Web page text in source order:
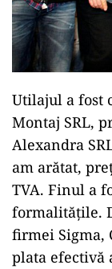
Utilajul a fost
Montaj SRL,
Alexandra
am arătat,
TVA. Finul a
formalitățile.
firmei Sigma,
plata efectivă